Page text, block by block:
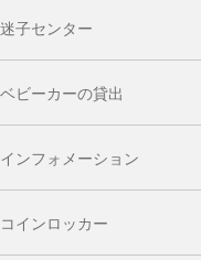
迷子センター
ベビーカーの貸出
インフォメーション
コインロッカー